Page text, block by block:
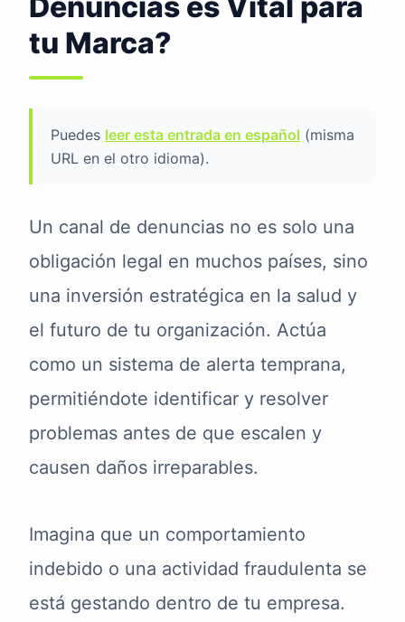
tu Marca?
Puedes leer esta entrada en español (misma
URL en el otro idioma).
Un canal de denuncias no es solo una
obligación legal en muchos países, sino
una inversión estratégica en la salud y
el futuro de tu organización. Actúa
como un sistema de alerta temprana,
permitiéndote identificar y resolver
problemas antes de que escalen y
causen daños irreparables.
Imagina que un comportamiento
indebido o una actividad fraudulenta se
está gestando dentro de tu empresa.